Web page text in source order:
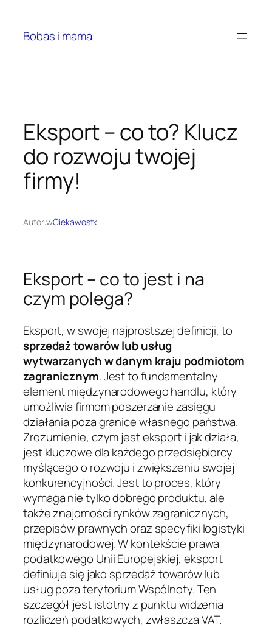
treściBobas i mama
Eksport – co to? Klucz
do rozwoju twojej
firmy!
Autor:wCiekawostki
Eksport – co to jest i na
czym polega?
Eksport, w swojej najprostszej definicji, to
sprzedaż towarów lub usług
wytwarzanych w danym kraju podmiotom
zagranicznym. Jest to fundamentalny
element międzynarodowego handlu, który
umożliwia firmom poszerzanie zasięgu
działania poza granice własnego państwa.
Zrozumienie, czym jest eksport i jak działa,
jest kluczowe dla każdego przedsiębiorcy
myślącego o rozwoju i zwiększeniu swojej
konkurencyjności. Jest to proces, który
wymaga nie tylko dobrego produktu, ale
także znajomości rynków zagranicznych,
przepisów prawnych oraz specyfiki logistyki
międzynarodowej. W kontekście prawa
podatkowego Unii Europejskiej, eksport
definiuje się jako sprzedaż towarów lub
usług poza terytorium Wspólnoty. Ten
szczegół jest istotny z punktu widzenia
rozliczeń podatkowych, zwłaszcza VAT.